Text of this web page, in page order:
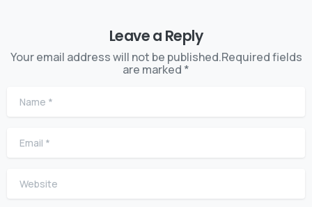
Leave a Reply
Your email address will not be published.Required fields
are marked *